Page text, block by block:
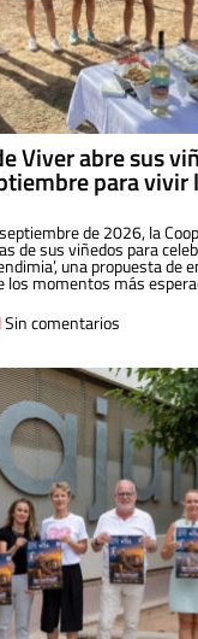
Viver abre sus
para vivir
de 2026, la
de sus viñedos para
una propuesta de
los momentos más
Sin comentarios